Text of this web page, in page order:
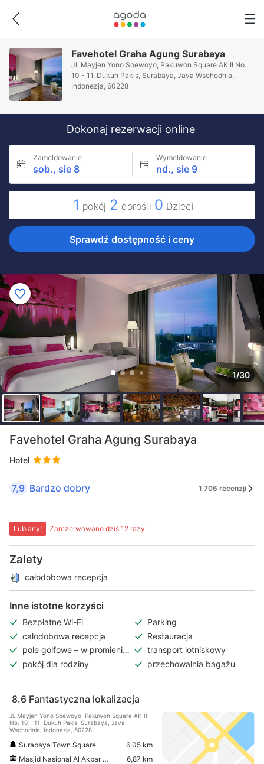
Favehotel Graha Agung Surabaya
Jl. Mayjen Yono Soewoyo, Pakuwon Square AK II No.
10 - 11, Dukuh Pakis, Surabaya, Java Wschodnia,
Indonezja, 60228
Dokonaj rezerwacji online
Zameldowanie
sob., sie 8
Wymeldowanie
nd., sie 9
1 pokój 2 dorośli 0 Dzieci
Sprawdź dostępność i ceny
1/30
Favehotel Graha Agung Surabaya
Hotel
7,9 Bardzo dobry 1 706 recenzji
Lubiany! Zarezerwowano dziś 12 razy
Zalety
całodobowa recepcja
Inne istotne korzyści
Bezpłatne Wi-Fi
Parking
całodobowa recepcja
Restauracja
pole golfowe – w promieniu
3 km
transport lotniskowy
pokój dla rodziny
przechowalnia bagażu
8.6 Fantastyczna lokalizacja
Jl. Mayjen Yono Soewoyo, Pakuwon Square AK II
No. 10 - 11, Dukuh Pakis, Surabaya, Java
Wschodnia, Indonezja, 60228
Surabaya Town Square
6,05 km
Masjid Nasional Al Akbar Surabaya
6,87 km